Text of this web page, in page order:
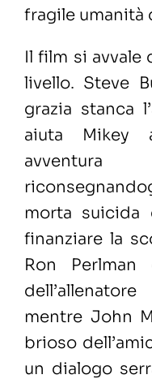
fragile umanità
Il film si avvale
livello. Steve
grazia stanca
aiuta Mikey
morta suicida
finanziare la
Ron
mentre John
brioso
un dialogo